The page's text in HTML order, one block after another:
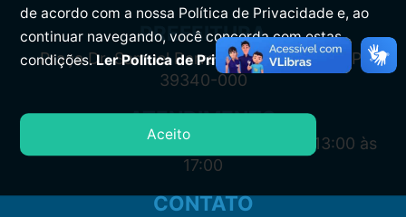
PREFEITURA
Praça Dr. Samuel Barreto, s/n, Centro CEP:
39340-000
ATENDIMENTO
Segunda à Sexta: 7:00 às 11:00 e das 13:00 às
17:00
CONTATO
de acordo com a nossa Política de Privacidade e, ao
continuar navegando, você concorda com estas
condições.Ler Política de Privacidade.
Aceito